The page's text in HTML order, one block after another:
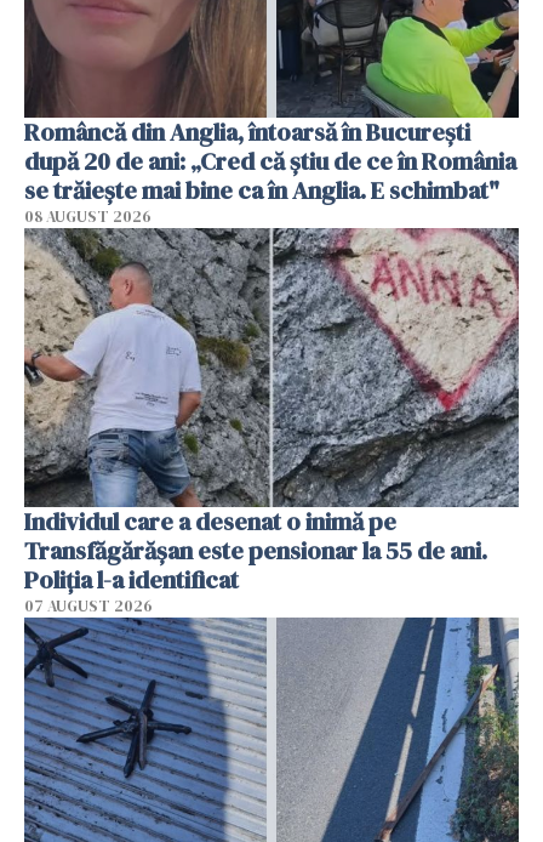
Româncă din Anglia, întoarsă în București
după 20 de ani: „Cred că știu de ce în România
se trăiește mai bine ca în Anglia. E schimbat"
08 AUGUST 2026
Individul care a desenat o inimă pe
Transfăgărășan este pensionar la 55 de ani.
Poliția l-a identificat
07 AUGUST 2026